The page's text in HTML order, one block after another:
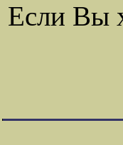
Если Вы